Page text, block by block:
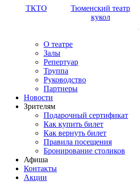
ТКТО
Тюменский театр
кукол
О театре
Залы
Репертуар
Труппа
Руководство
Партнеры
Новости
Зрителям
Подарочный сертификат
Как купить билет
Как вернуть билет
Правила посещения
Бронирование столиков
Афиша
Контакты
Акции